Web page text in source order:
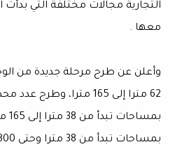
التجارية مجالات مختلفة التي
معها .
وأعلن عن طرح مرحلة جديدة من
62 مترا إلى 165 مترا،